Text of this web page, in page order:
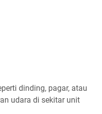
dinding, pagar, atau
udara di sekitar unit